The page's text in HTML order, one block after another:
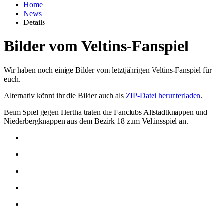
Home
News
Details
Bilder vom Veltins-Fanspiel
Wir haben noch einige Bilder vom letztjährigen Veltins-Fanspiel für
euch.
Alternativ könnt ihr die Bilder auch als ZIP-Datei herunterladen.
Beim Spiel gegen Hertha traten die Fanclubs Altstadtknappen und
Niederbergknappen aus dem Bezirk 18 zum Veltinsspiel an.